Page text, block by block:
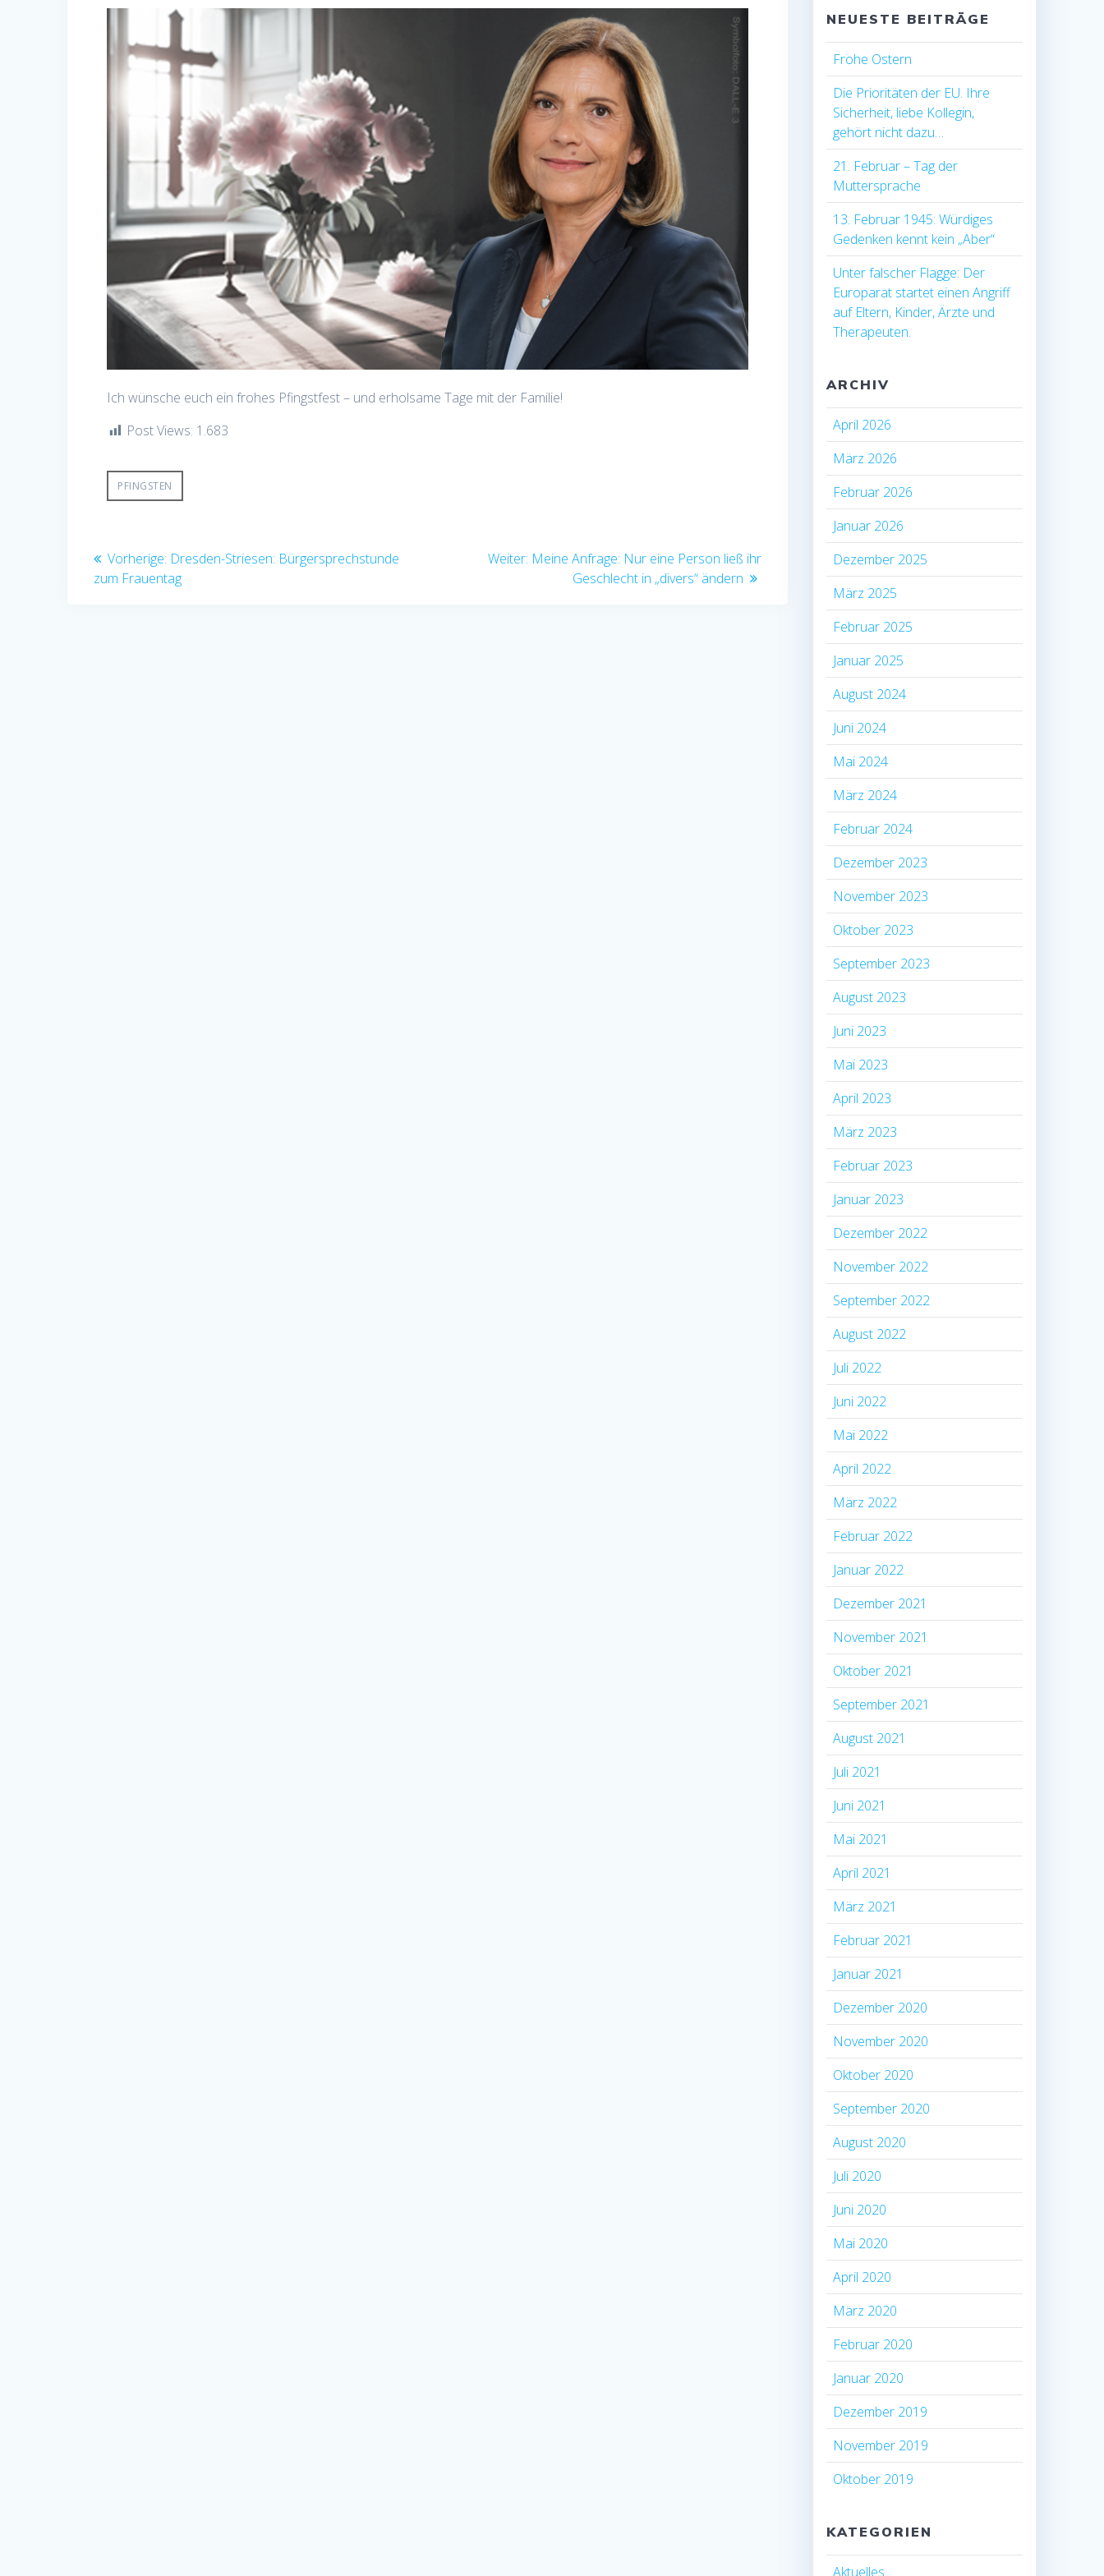
Ich wünsche euch ein frohes Pfingstfest – und erholsame Tage mit der Familie!
Post Views: 1.683
PFINGSTEN
Beitragsnavigation
Vorherige: Vorheriger
Beitrag:
Dresden-Striesen: Bürgersprechstunde
zum Frauentag
Weiter: Nächster
Beitrag:
Meine Anfrage: Nur eine Person ließ ihr
Geschlecht in „divers“ ändern
NEUESTE BEITRÄGE
Frohe Ostern
Die Prioritäten der EU. Ihre
Sicherheit, liebe Kollegin,
gehört nicht dazu…
21. Februar – Tag der
Muttersprache
13. Februar 1945: Würdiges
Gedenken kennt kein „Aber“
Unter falscher Flagge: Der
Europarat startet einen Angriff
auf Eltern, Kinder, Ärzte und
Therapeuten.
ARCHIV
April 2026
März 2026
Februar 2026
Januar 2026
Dezember 2025
März 2025
Februar 2025
Januar 2025
August 2024
Juni 2024
Mai 2024
März 2024
Februar 2024
Dezember 2023
November 2023
Oktober 2023
September 2023
August 2023
Juni 2023
Mai 2023
April 2023
März 2023
Februar 2023
Januar 2023
Dezember 2022
November 2022
September 2022
August 2022
Juli 2022
Juni 2022
Mai 2022
April 2022
März 2022
Februar 2022
Januar 2022
Dezember 2021
November 2021
Oktober 2021
September 2021
August 2021
Juli 2021
Juni 2021
Mai 2021
April 2021
März 2021
Februar 2021
Januar 2021
Dezember 2020
November 2020
Oktober 2020
September 2020
August 2020
Juli 2020
Juni 2020
Mai 2020
April 2020
März 2020
Februar 2020
Januar 2020
Dezember 2019
November 2019
Oktober 2019
KATEGORIEN
Aktuelles